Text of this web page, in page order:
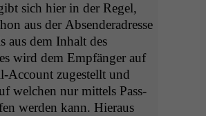
sich hier in der Regel,
aus der Absender­adresse
dem Inhalt des
wird dem Empfänger auf
Account zugestellt und
welchen nur mit­tels Pass­
wer­den kann. Hier­aus